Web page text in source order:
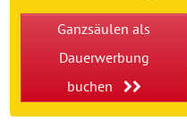
Ganzsäulen als
Dauerwerbung
buchen